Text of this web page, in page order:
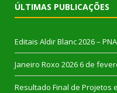
ÚLTIMAS PUBLICAÇÕES
Editais Aldir Blanc 2026 –
Janeiro Roxo 2026 6 de
Resultado Final de Projetos